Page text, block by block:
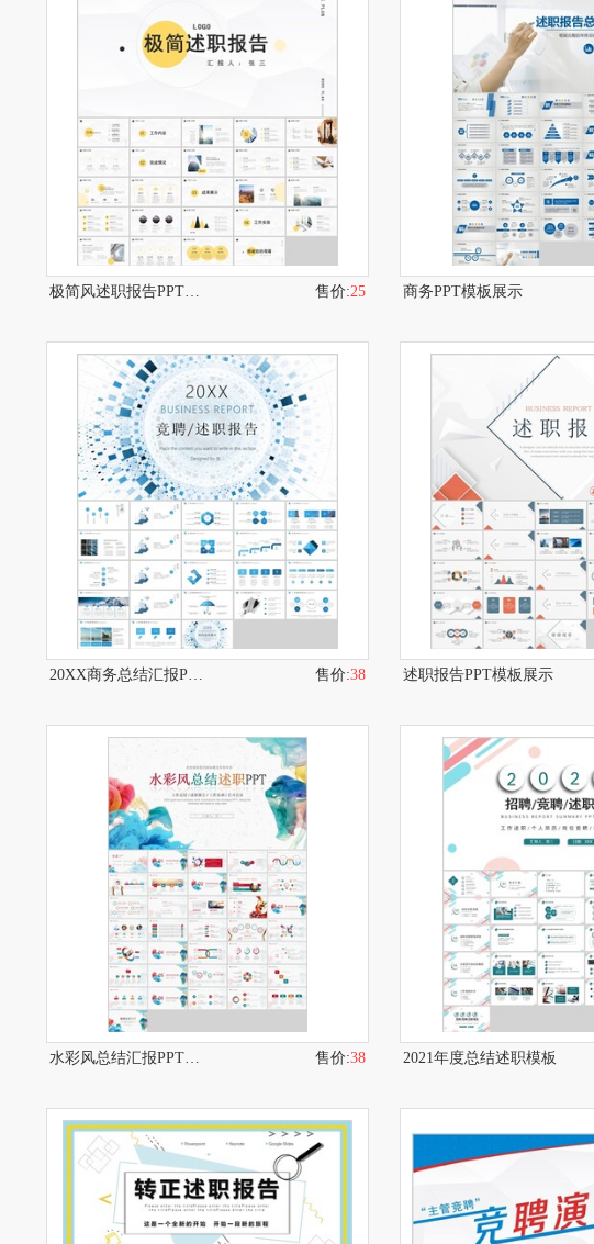
极简风述职报告PPT模板 售价:25 商务PPT模板展示
20XX商务总结汇报PPT模板 售价:38 述职报告PPT模板展示
水彩风总结汇报PPT模板 售价:38 2021年度总结述职模板